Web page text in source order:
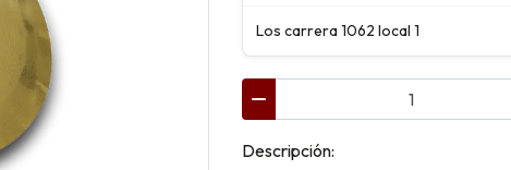
Los carrera 1062 local 1
Descripción: